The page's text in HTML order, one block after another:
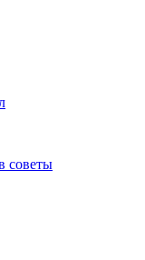
советы